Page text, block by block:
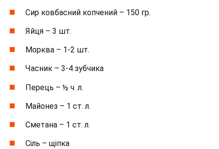
Сир ковбасний копчений – 150 гр.
Яйця – 3 шт.
Морква – 1-2 шт.
Часник – 3-4 зубчика
Перець – ½ ч. л.
Майонез – 1 ст. л.
Сметана – 1 ст. л.
Сіль – щіпка